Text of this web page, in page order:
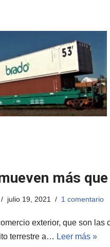
más
julio 19, 2021 1 comentario
exterior, que son
terrestre a… Leer más »